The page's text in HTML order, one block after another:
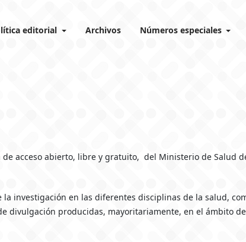
editorial Archivos Números especiales
de acceso abierto, libre y gratuito, del Ministerio de Salud
investigación en las diferentes disciplinas de la salud,
divulgación producidas, mayoritariamente, en el ámbito